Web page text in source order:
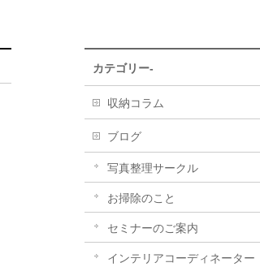
カテゴリー-
収納コラム
ブログ
写真整理サークル
お掃除のこと
セミナーのご案内
インテリアコーディネーター